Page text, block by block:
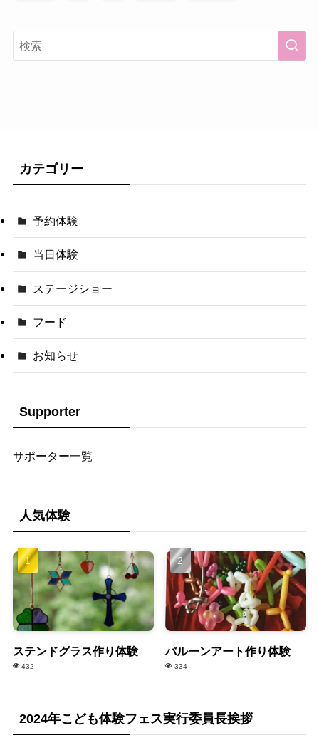
カテゴリー
予約体験
当日体験
ステージショー
フード
お知らせ
Supporter
サポーター一覧
人気体験
ステンドグラス作り体験
432
バルーンアート作り体験
334
2024年こども体験フェス実行委員長挨拶